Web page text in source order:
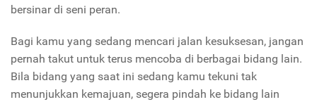
bersinar di seni peran.
Bagi kamu yang sedang mencari jalan kesuksesan, jangan
pernah takut untuk terus mencoba di berbagai bidang lain.
Bila bidang yang saat ini sedang kamu tekuni tak
menunjukkan kemajuan, segera pindah ke bidang lain